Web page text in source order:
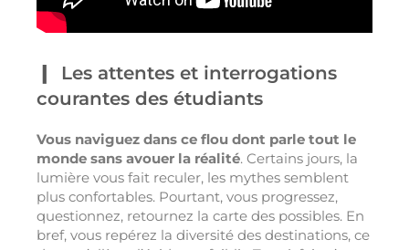
Les attentes et interrogations
courantes des étudiants
Vous naviguez dans ce flou dont parle tout le
monde sans avouer la réalité. Certains jours, la
lumière vous fait reculer, les mythes semblent
plus confortables. Pourtant, vous progressez,
questionnez, retournez la carte des possibles. En
bref, vous repérez la diversité des destinations, ce